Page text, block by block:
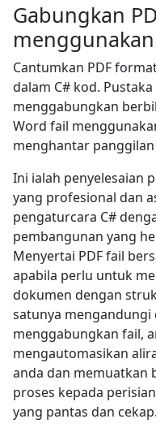
Gabungkan
menggunakan
Cantumkan PDF
dalam C# kod.
menggabungkan
Word fail
menghantar
Ini ialah penyelesaian
yang profesional dan
pengaturcara C#
pembangunan yang
Menyertai PDF fail
apabila perlu untuk
dokumen dengan
satunya mengandungi
menggabungkan fail,
mengautomasikan
anda dan memuatkan
proses kepada
yang pantas dan cekap.